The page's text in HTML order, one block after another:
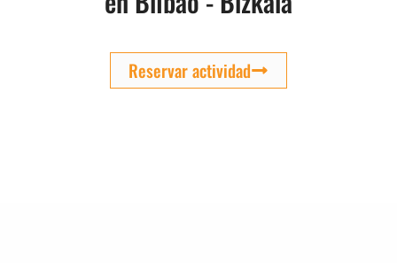
Reservar actividad